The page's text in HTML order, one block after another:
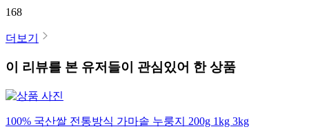
168
더보기
이 리뷰를 본 유저들이 관심있어 한 상품
100% 국산쌀 전통방식 가마솥 누룽지 200g 1kg 3kg